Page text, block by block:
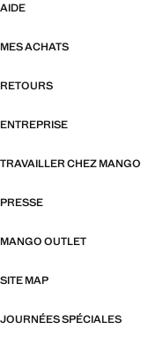
AIDE
MES ACHATS
RETOURS
ENTREPRISE
TRAVAILLER CHEZ MANGO
PRESSE
MANGO OUTLET
SITE MAP
JOURNÉES SPÉCIALES